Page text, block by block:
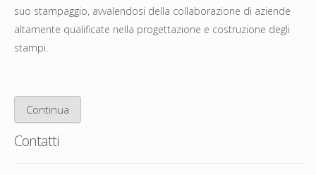
suo stampaggio, avvalendosi della collaborazione di aziende
altamente qualificate nella progettazione e costruzione degli
stampi.
Continua
Contatti